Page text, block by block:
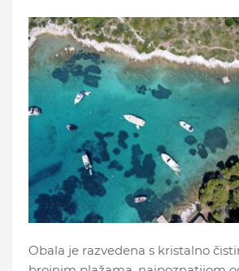
Obala je razvedena s kristalno